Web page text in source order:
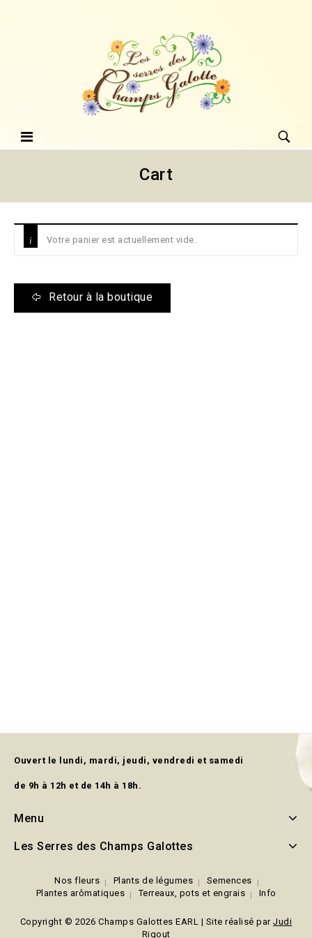
Cart
Votre panier est actuellement vide.
Retour à la boutique
Ouvert le lundi, mardi, jeudi, vendredi et samedi
de 9h à 12h et de 14h à 18h.
Menu
Les Serres des Champs Galottes
Nos fleurs Plants de légumes
Semences
Plantes arômatiques
Terreaux, pots et engrais Info
Copyright © 2026 Champs Galottes EARL | Site réalisé parJudi
Rigout